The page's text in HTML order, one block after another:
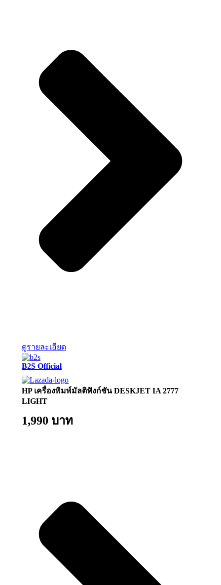
ดูรายละเอียด
B2S Official
HP เครื่องพิมพ์มัลติฟังก์ชัน DESKJET IA 2777
LIGHT
1,990 บาท